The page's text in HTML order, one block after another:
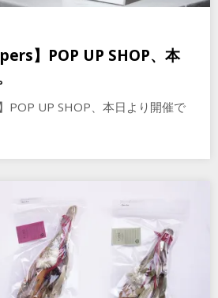
】POP UP SHOP、本
POP UP SHOP、本日より開催で